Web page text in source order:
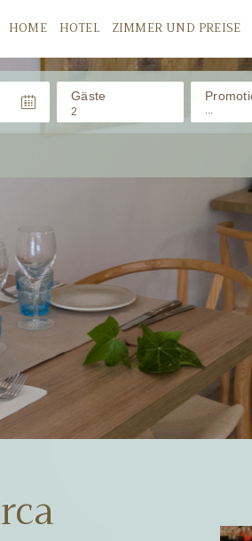
HOME HOTEL ZIMMER UND PREISE
Gäste
2
ERWACHSENE
KINDER / 0-11 años
Babys / 0-2 años